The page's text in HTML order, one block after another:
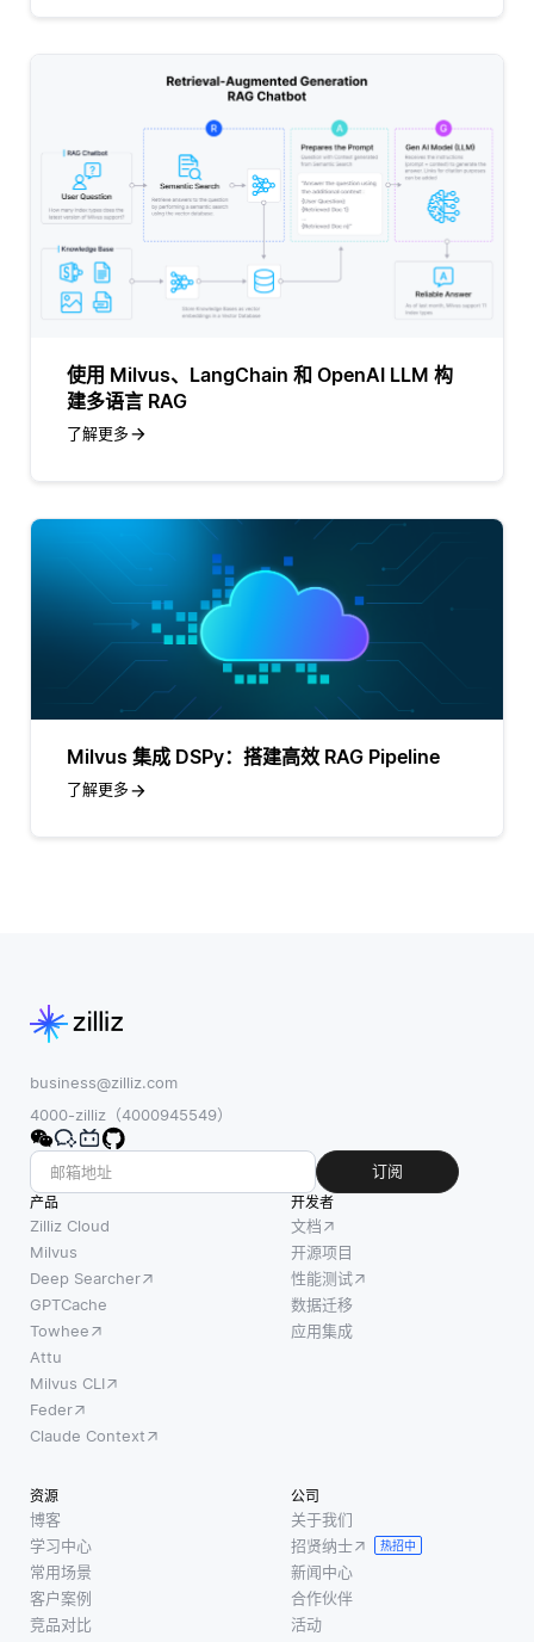
使用 Milvus、LangChain 和 OpenAI LLM 构
建多语言 RAG
了解更多
Milvus 集成 DSPy：搭建高效 RAG Pipeline
了解更多
business@zilliz.com
4000-zilliz（4000945549）
订阅
产品
Zilliz Cloud
Milvus
Deep Searcher
GPTCache
Towhee
Attu
Milvus CLI
Feder
Claude Context
开发者
文档
开源项目
性能测试
数据迁移
应用集成
资源
博客
学习中心
常用场景
客户案例
竞品对比
公司
关于我们
招贤纳士
热招中
新闻中心
合作伙伴
活动